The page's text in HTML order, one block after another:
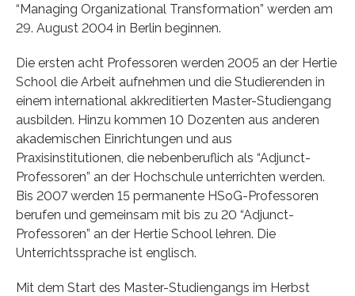
“Managing Organizational Transformation” werden am
29. August 2004 in Berlin beginnen.
Die ersten acht Professoren werden 2005 an der Hertie
School die Arbeit aufnehmen und die Studierenden in
einem international akkreditierten Master-Studiengang
ausbilden. Hinzu kommen 10 Dozenten aus anderen
akademischen Einrichtungen und aus
Praxisinstitutionen, die nebenberuflich als “Adjunct-
Professoren” an der Hochschule unterrichten werden.
Bis 2007 werden 15 permanente HSoG-Professoren
berufen und gemeinsam mit bis zu 20 “Adjunct-
Professoren” an der Hertie School lehren. Die
Unterrichtssprache ist englisch.
Mit dem Start des Master-Studiengangs im Herbst